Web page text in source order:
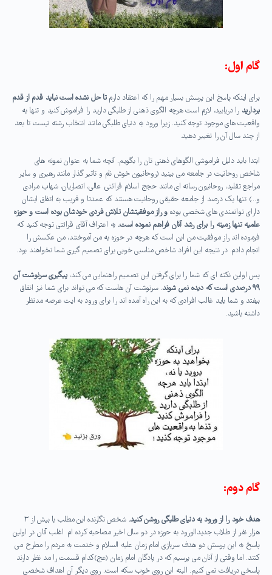
گام اول:
برای اینکه پاسخ این پرسش بسیار مهم را که اعتقاد دارمتا حل نشده است نباید قدم از قدم
بردارید را دریابید، لازم است هرچه الگوی ذهنی از طلبگی دارید را فراموش کنید و تنها به
واقعیت های موجود توجه کنید. زیرا ورود به دنیای طلبگی مانند انتخاب رشته نیست تا بعد
از چند سال آن را تغییر دهید.
ابتدا باید دلیل فراموشی الگوهای ذهنی تان را بگویم. آنچه شما به عنوان نمونه های
شاخص روحانیت در جامعه می بینید (روحانیون خوش نام و تاثیر گذار مانند رهبری و سایر
مراجع تقلید، روحانیون رسانه ای مانند حجج اسلام قرائتی، عالی، انصاریان، شهاب مرادی
و…) تنها یک درصد از جامعه حقیقی روحانیت هستند که عمدتا و قریب به اتفاق ایشان
دارای توانمندی های شخصی بودهو راز موفقیتشان تلاش فردی خودشان بوده است و حوزه
علمیه تنها زمینه را برای رشد آنان فراهم نموده است. به اعتراف آقای قرائتی توجه کنید که
فرموده اند راز موفقیت من این است که هرچه در حوزه به من آموختند، من عکسش را
انجام دادم. در نتیجه این افراد شاخص مناسبی خوبی برای تصمیم گیری شما نخواهند بود.
پس اولین نکته ای که شما را برای گرفتن این تصمیم راهنمایی می کند،پیگیری سرنوشت آن
۹۹ درصدی است که دیده نمی شوند
. سرنوشت آن هاست که می تواند برای شما نیز اتفاق
بیفتد و شما باید غالب افرادی که به این راه آمده اند را برای ورود به ایت عرصه مدنظر
داشته باشید.
گام دوم:
هدف خود را از ورود به دنیای طلبگی روشن کنید.
شخص نگارنده این مطلب با بیش از ۳
هزار نفر از طلاب جدیدالورود به حوزه در دو سال اخیر مصاحبه کرده ام. اغلب آنان در اولین
پاسخ به این پرسش دو هدف سربازی امام زمان علیه السلام و خدمت به مردم را مطرح می
کنند. اما وقتی از آنان می پرسیم که در پادگان امام زمان (عج)کدام قسمت را مد نظر دارند
پاسخی دریافت نمی کنیم. البته این روی خوب سکه است. روی دیگر آن اهداف شخصی